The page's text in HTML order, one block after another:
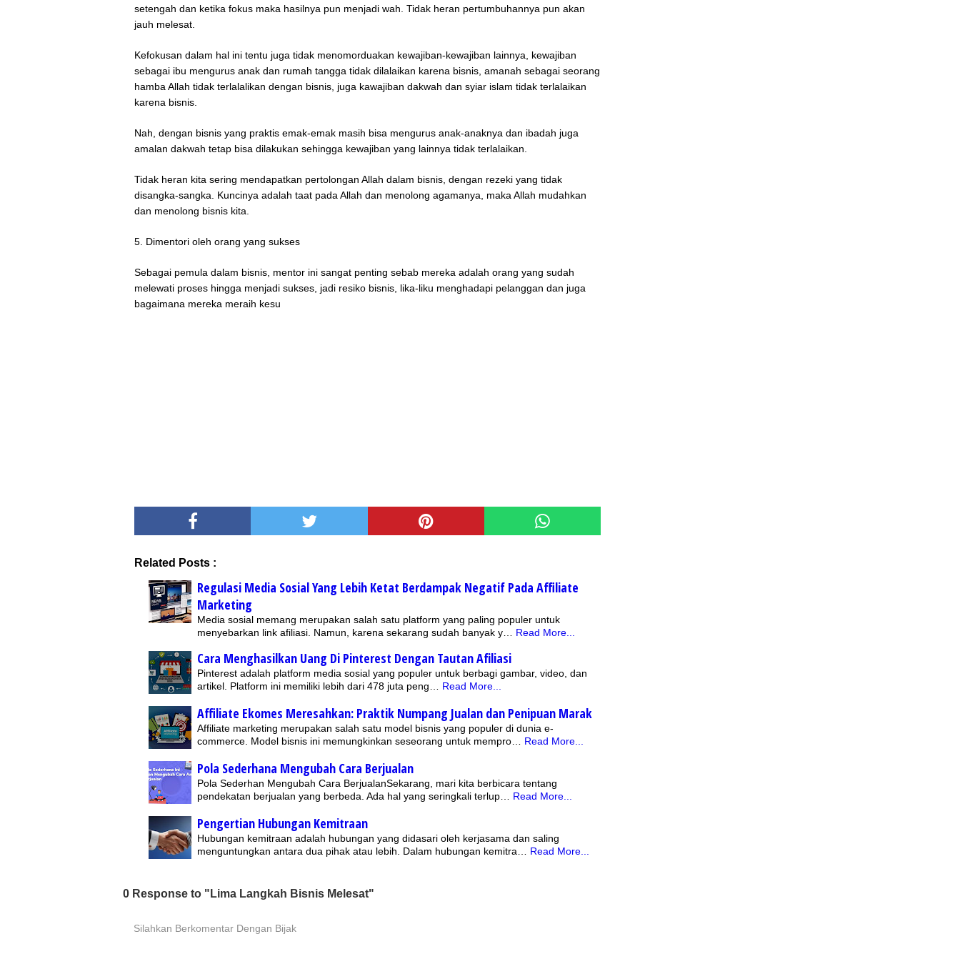
setengah dan ketika fokus maka hasilnya pun menjadi wah. Tidak heran pertumbuhannya pun akan
jauh melesat.
Kefokusan dalam hal ini tentu juga tidak menomorduakan kewajiban-kewajiban lainnya, kewajiban
sebagai ibu mengurus anak dan rumah tangga tidak dilalaikan karena bisnis, amanah sebagai seorang
hamba Allah tidak terlalalikan dengan bisnis, juga kawajiban dakwah dan syiar islam tidak terlalaikan
karena bisnis.
Nah, dengan bisnis yang praktis emak-emak masih bisa mengurus anak-anaknya dan ibadah juga
amalan dakwah tetap bisa dilakukan sehingga kewajiban yang lainnya tidak terlalaikan.
Tidak heran kita sering mendapatkan pertolongan Allah dalam bisnis, dengan rezeki yang tidak
disangka-sangka. Kuncinya adalah taat pada Allah dan menolong agamanya, maka Allah mudahkan
dan menolong bisnis kita.
5. Dimentori oleh orang yang sukses
Sebagai pemula dalam bisnis, mentor ini sangat penting sebab mereka adalah orang yang sudah
melewati proses hingga menjadi sukses, jadi resiko bisnis, lika-liku menghadapi pelanggan dan juga
bagaimana mereka meraih kesu
Related Posts :
Regulasi Media Sosial Yang Lebih Ketat Berdampak Negatif Pada Affiliate
Marketing
Media sosial memang merupakan salah satu platform yang paling populer untuk
menyebarkan link afiliasi. Namun, karena sekarang sudah banyak y…
Read More...
Cara Menghasilkan Uang Di Pinterest Dengan Tautan Afiliasi
Pinterest adalah platform media sosial yang populer untuk berbagi gambar, video, dan
artikel. Platform ini memiliki lebih dari 478 juta peng…
Read More...
Affiliate Ekomes Meresahkan: Praktik Numpang Jualan dan Penipuan Marak
Affiliate marketing merupakan salah satu model bisnis yang populer di dunia e-
commerce. Model bisnis ini memungkinkan seseorang untuk mempro…
Read More...
Pola Sederhana Mengubah Cara Berjualan
Pola Sederhan Mengubah Cara BerjualanSekarang, mari kita berbicara tentang
pendekatan berjualan yang berbeda. Ada hal yang seringkali terlup…
Read More...
Pengertian Hubungan Kemitraan
Hubungan kemitraan adalah hubungan yang didasari oleh kerjasama dan saling
menguntungkan antara dua pihak atau lebih. Dalam hubungan kemitra…
Read More...
0 Response to "Lima Langkah Bisnis Melesat"
Silahkan Berkomentar Dengan Bijak